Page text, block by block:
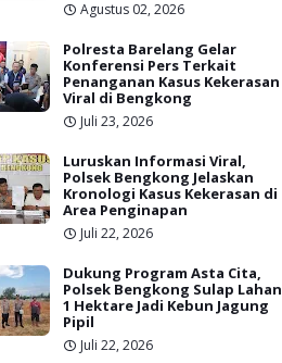
Agustus 02, 2026
Polresta Barelang Gelar
Konferensi Pers Terkait
Penanganan Kasus Kekerasan
Viral di Bengkong
Juli 23, 2026
Luruskan Informasi Viral,
Polsek Bengkong Jelaskan
Kronologi Kasus Kekerasan di
Area Penginapan
Juli 22, 2026
Dukung Program Asta Cita,
Polsek Bengkong Sulap Lahan
1 Hektare Jadi Kebun Jagung
Pipil
Juli 22, 2026